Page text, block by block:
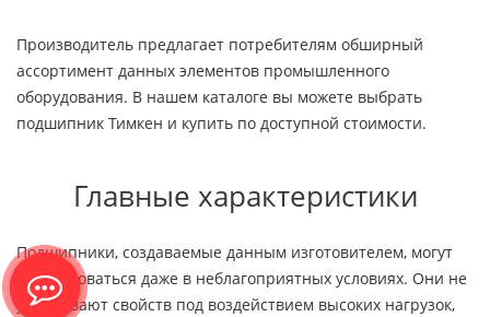
Производитель предлагает потребителям обширный
ассортимент данных элементов промышленного
оборудования. В нашем каталоге вы можете выбрать
подшипник Тимкен и купить по доступной стоимости.
Главные характеристики
Подшипники, создаваемые данным изготовителем, могут
использоваться даже в неблагоприятных условиях. Они не
утрачивают свойств под воздействием высоких нагрузок,